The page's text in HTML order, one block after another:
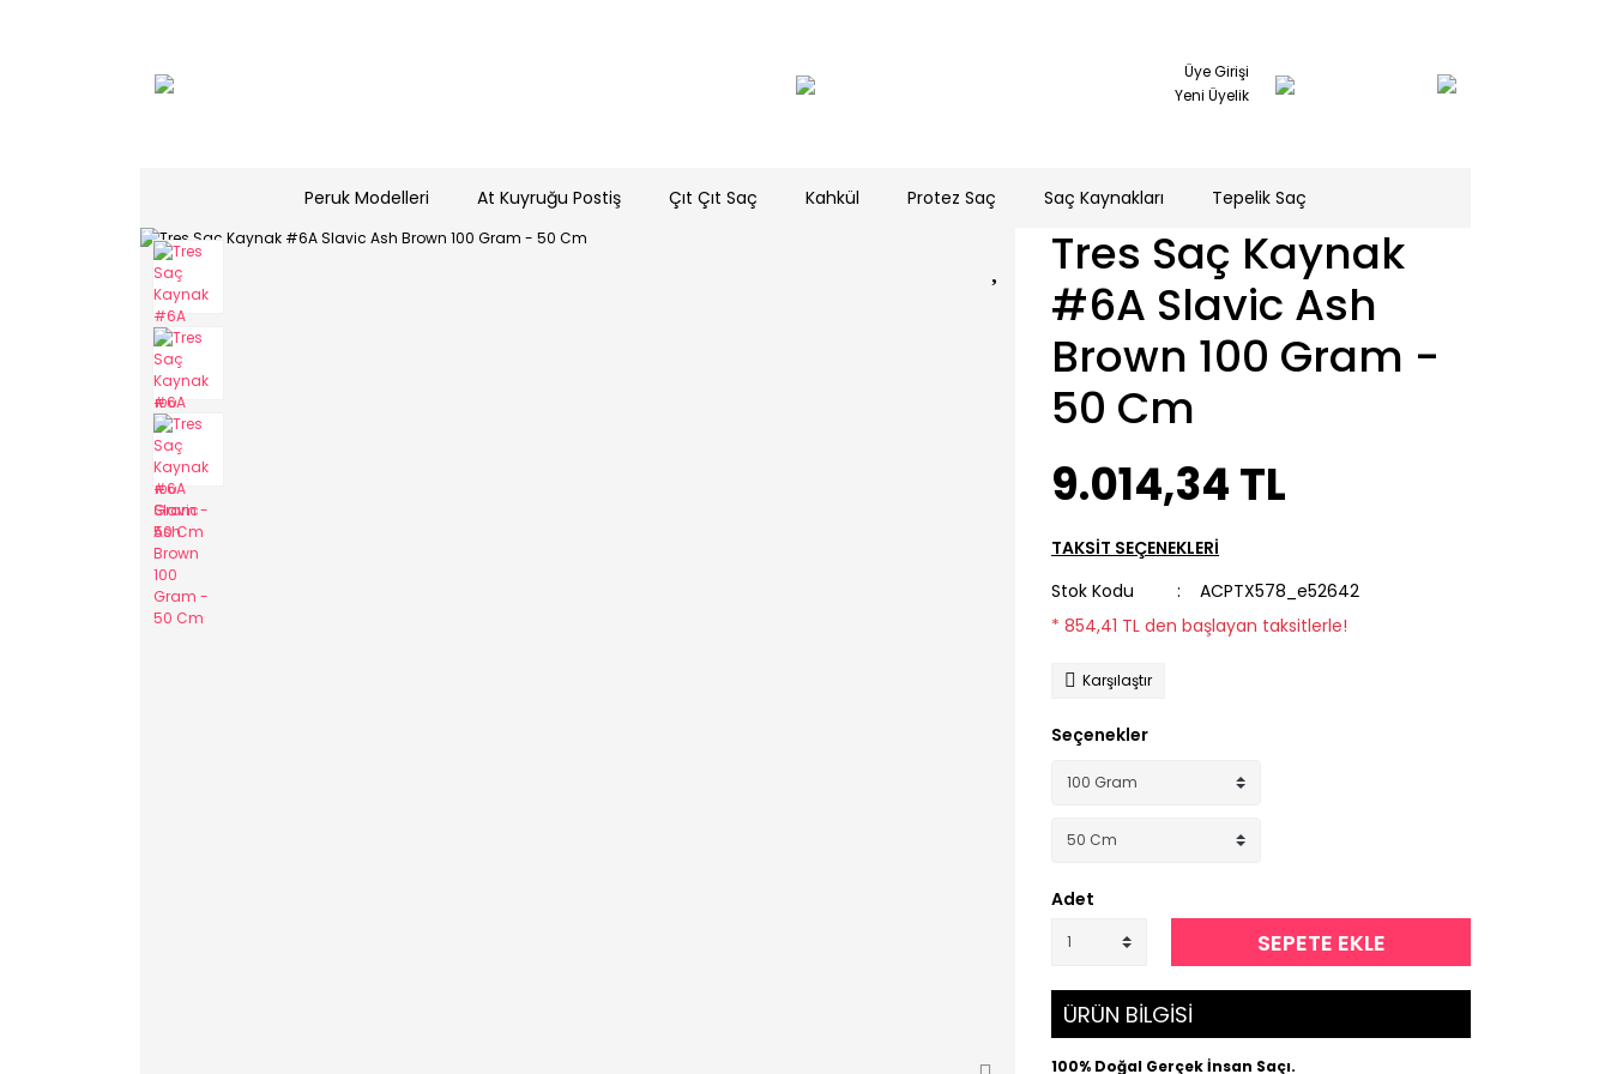
Üye Girişi
Yeni Üyelik
Peruk Modelleri At Kuyruğu Postiş Çıt Çıt Saç Kahkül Protez Saç Saç Kaynakları Tepelik Saç
Tres Saç Kaynak
#6A Slavic Ash
Brown 100 Gram -
50 Cm
9.014,34 TL
TAKSİT SEÇENEKLERİ
Stok Kodu
ACPTX578_e52642
* 854,41 TL den başlayan taksitlerle!
Karşılaştır
Seçenekler
Adet
SEPETE EKLE
ÜRÜN BİLGİSİ
100% Doğal Gerçek İnsan Saçı.